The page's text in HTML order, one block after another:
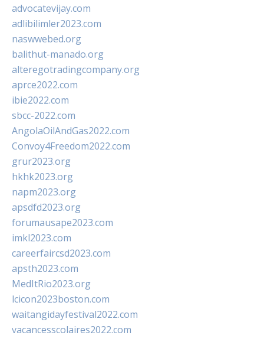
advocatevijay.com
adlibilimler2023.com
naswwebed.org
balithut-manado.org
alteregotradingcompany.org
aprce2022.com
ibie2022.com
sbcc-2022.com
AngolaOilAndGas2022.com
Convoy4Freedom2022.com
grur2023.org
hkhk2023.org
napm2023.org
apsdfd2023.org
forumausape2023.com
imkl2023.com
careerfaircsd2023.com
apsth2023.com
MedItRio2023.org
lcicon2023boston.com
waitangidayfestival2022.com
vacancesscolaires2022.com